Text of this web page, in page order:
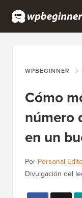
WPBEGINNER
Cómo
número
en un
Por Personal
Divulgación del